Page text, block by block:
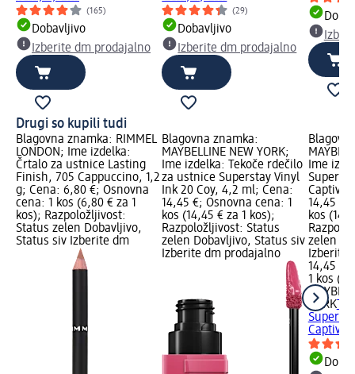
(165)
Dobavljivo
Izberite dm prodajalno
(29)
Dobavljivo
Izberite dm prodajalno
Drugi so kupili tudi
Blagovna znamka: RIMMEL
LONDON; Ime izdelka:
Črtalo za ustnice Lasting
Finish, 705 Cappuccino, 1,2
g; Cena: 6,80 €; Osnovna
cena: 1 kos (6,80 € za 1
kos); Razpoložljivost:
Status zelen Dobavljivo,
Status siv Izberite dm
Blagovna znamka:
MAYBELLINE NEW YORK;
Ime izdelka: Tekoče rdečilo
za ustnice Superstay Vinyl
Ink 20 Coy, 4,2 ml; Cena:
14,45 €; Osnovna cena: 1
kos (14,45 € za 1 kos);
Razpoložljivost: Status
zelen Dobavljivo, Status siv
Izberite dm prodajalno
Ime
14,45 €;
kos
zelen
Izberite
14,45 €
1 kos
YORK